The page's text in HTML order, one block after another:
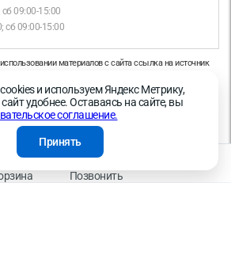
Позвонить
09:00-15:00
сб 09:00-15:00
материалов с сайта ссылка на источник
вы даете согласие на использование сайтом cookies и
данных в целях функционирования сайта, проведения
исследований, улучшения сервиса и предоставления
на основе ваших предпочтений и интересов.
применяются рекомендательные технологии —
технологий
и используем Яндекс Метрику,
удобнее. Оставаясь на сайте, вы
соглашение.
Принять